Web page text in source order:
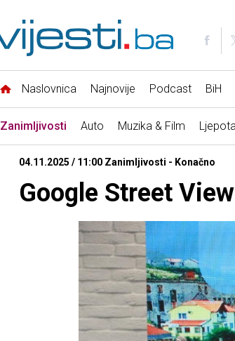
Naslovnica Najnovije Podcast BiH
Zanimljivosti Auto Muzika & Film
04.11.2025 / 11:00 Zanimljivosti - Konačno
Google Street